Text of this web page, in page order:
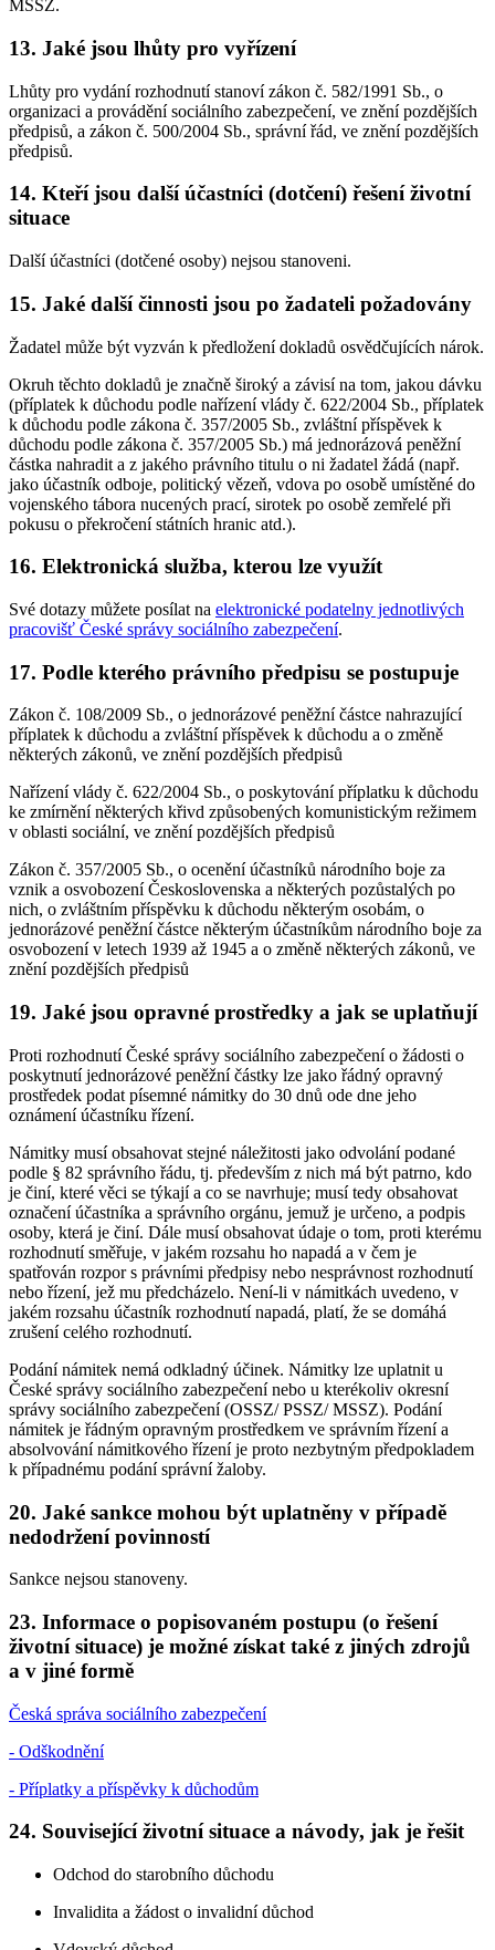
MSSZ.
13. Jaké jsou lhůty pro vyřízení
Lhůty pro vydání rozhodnutí stanoví zákon č. 582/1991 Sb., o
organizaci a provádění sociálního zabezpečení, ve znění pozdějších
předpisů, a zákon č. 500/2004 Sb., správní řád, ve znění pozdějších
předpisů.
14. Kteří jsou další účastníci (dotčení) řešení životní
situace
Další účastníci (dotčené osoby) nejsou stanoveni.
15. Jaké další činnosti jsou po žadateli požadovány
Žadatel může být vyzván k předložení dokladů osvědčujících nárok.
Okruh těchto dokladů je značně široký a závisí na tom, jakou dávku
(příplatek k důchodu podle nařízení vlády č. 622/2004 Sb., příplatek
k důchodu podle zákona č. 357/2005 Sb., zvláštní příspěvek k
důchodu podle zákona č. 357/2005 Sb.) má jednorázová peněžní
částka nahradit a z jakého právního titulu o ni žadatel žádá (např.
jako účastník odboje, politický vězeň, vdova po osobě umístěné do
vojenského tábora nucených prací, sirotek po osobě zemřelé při
pokusu o překročení státních hranic atd.).
16. Elektronická služba, kterou lze využít
Své dotazy můžete posílat na elektronické podatelny jednotlivých
pracovišť České správy sociálního zabezpečení.
17. Podle kterého právního předpisu se postupuje
Zákon č. 108/2009 Sb., o jednorázové peněžní částce nahrazující
příplatek k důchodu a zvláštní příspěvek k důchodu a o změně
některých zákonů, ve znění pozdějších předpisů
Nařízení vlády č. 622/2004 Sb., o poskytování příplatku k důchodu
ke zmírnění některých křivd způsobených komunistickým režimem
v oblasti sociální, ve znění pozdějších předpisů
Zákon č. 357/2005 Sb., o ocenění účastníků národního boje za
vznik a osvobození Československa a některých pozůstalých po
nich, o zvláštním příspěvku k důchodu některým osobám, o
jednorázové peněžní částce některým účastníkům národního boje za
osvobození v letech 1939 až 1945 a o změně některých zákonů, ve
znění pozdějších předpisů
19. Jaké jsou opravné prostředky a jak se uplatňují
Proti rozhodnutí České správy sociálního zabezpečení o žádosti o
poskytnutí jednorázové peněžní částky lze jako řádný opravný
prostředek podat písemné námitky do 30 dnů ode dne jeho
oznámení účastníku řízení.
Námitky musí obsahovat stejné náležitosti jako odvolání podané
podle § 82 správního řádu, tj. především z nich má být patrno, kdo
je činí, které věci se týkají a co se navrhuje; musí tedy obsahovat
označení účastníka a správního orgánu, jemuž je určeno, a podpis
osoby, která je činí. Dále musí obsahovat údaje o tom, proti kterému
rozhodnutí směřuje, v jakém rozsahu ho napadá a v čem je
spatřován rozpor s právními předpisy nebo nesprávnost rozhodnutí
nebo řízení, jež mu předcházelo. Není-li v námitkách uvedeno, v
jakém rozsahu účastník rozhodnutí napadá, platí, že se domáhá
zrušení celého rozhodnutí.
Podání námitek nemá odkladný účinek. Námitky lze uplatnit u
České správy sociálního zabezpečení nebo u kterékoliv okresní
správy sociálního zabezpečení (OSSZ/ PSSZ/ MSSZ). Podání
námitek je řádným opravným prostředkem ve správním řízení a
absolvování námitkového řízení je proto nezbytným předpokladem
k případnému podání správní žaloby.
20. Jaké sankce mohou být uplatněny v případě
nedodržení povinností
Sankce nejsou stanoveny.
23. Informace o popisovaném postupu (o řešení
životní situace) je možné získat také z jiných zdrojů
a v jiné formě
Česká správa sociálního zabezpečení
- Odškodnění
- Příplatky a příspěvky k důchodům
24. Související životní situace a návody, jak je řešit
Odchod do starobního důchodu
Invalidita a žádost o invalidní důchod